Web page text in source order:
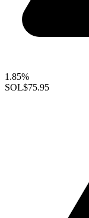
1.85%
SOL$75.95